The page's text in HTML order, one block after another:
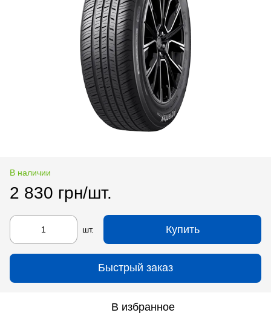
В наличии
2 830 грн/шт.
шт. Купить
Быстрый заказ
В избранное